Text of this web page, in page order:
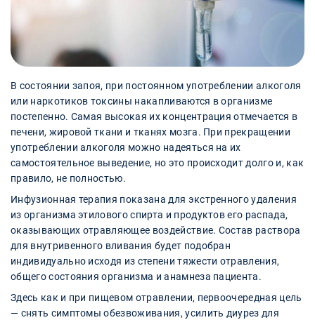
В состоянии запоя, при постоянном употреблении алкоголя
или наркотиков токсины накапливаются в организме
постепенно. Самая высокая их концентрация отмечается в
печени, жировой ткани и тканях мозга. При прекращении
употреблении алкоголя можно надеяться на их
самостоятельное выведение, но это происходит долго и, как
правило, не полностью.
Инфузионная терапия показана для экстренного удаления
из организма этилового спирта и продуктов его распада,
оказывающих отравляющее воздействие. Состав раствора
для внутривенного вливания будет подобран
индивидуально исходя из степени тяжести отравления,
общего состояния организма и анамнеза пациента.
Здесь как и при пищевом отравлении, первоочередная цель
— снять симптомы обезвоживания, усилить диурез для